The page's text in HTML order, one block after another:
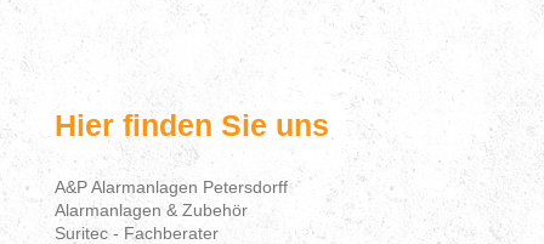
Hier finden Sie uns
A&P Alarmanlagen Petersdorff
Alarmanlagen & Zubehör
Suritec - Fachberater